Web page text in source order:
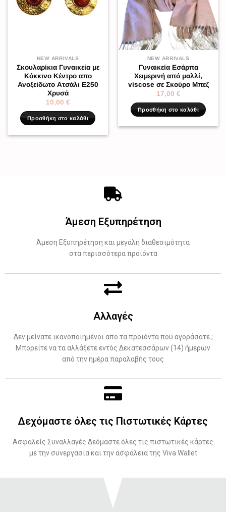
NEW ARRIVALS
Σκουλαρίκια Γυναικεία με
Κόκκινο Κέντρο απο
Ανοξείδωτο Ατσάλι Ε250
Χρυσά
10,00 €
Προσθήκη στο καλάθι
NEW ARRIVALS
Γυναικεία Εσάρπα
Χειμερινή από μαλλί,
viscose σε Σκούρο Μπεζ
17,00 €
Προσθήκη στο καλάθι
Άμεση Εξυπηρέτηση
Άμεση Εξυπηρέτηση και μεγάλη διαθεσιμότητα
στα περισσότερα προϊόντα
Αλλαγές
Δεν μείνατε ικανοποιημένοι απο τα προϊόντα που αγοράσατε ;
Μπορείτε να τα αλλάξετε εντός Δεκατεσσάρων (14) ήμερων
από την ημέρα παραλαβής τους
Δεχόμαστε όλες τις Πιστωτικές Κάρτες
Ασφαλείς Συναλλαγές Δεόμαστε όλες τις πιστωτικές κάρτες
με την συνεργασία και την ασφάλεια της Viva Wallet